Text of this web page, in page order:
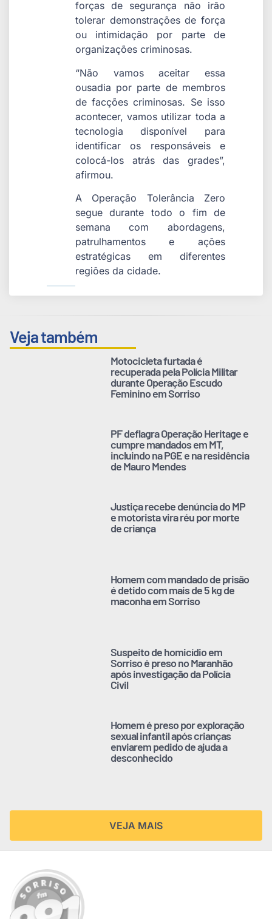
forças de segurança não irão
tolerar demonstrações de força
ou intimidação por parte de
organizações criminosas.
“Não vamos aceitar essa
ousadia por parte de membros
de facções criminosas. Se isso
acontecer, vamos utilizar toda a
tecnologia disponível para
identificar os responsáveis e
colocá-los atrás das grades”,
afirmou.
A Operação Tolerância Zero
segue durante todo o fim de
semana com abordagens,
patrulhamentos e ações
estratégicas em diferentes
regiões da cidade.
Veja também
Motocicleta furtada é
recuperada pela Polícia Militar
durante Operação Escudo
Feminino em Sorriso
PF deflagra Operação Heritage e
cumpre mandados em MT,
incluindo na PGE e na residência
de Mauro Mendes
Justiça recebe denúncia do MP
e motorista vira réu por morte
de criança
Homem com mandado de prisão
é detido com mais de 5 kg de
maconha em Sorriso
Suspeito de homicídio em
Sorriso é preso no Maranhão
após investigação da Polícia
Civil
Homem é preso por exploração
sexual infantil após crianças
enviarem pedido de ajuda a
desconhecido
VEJA MAIS